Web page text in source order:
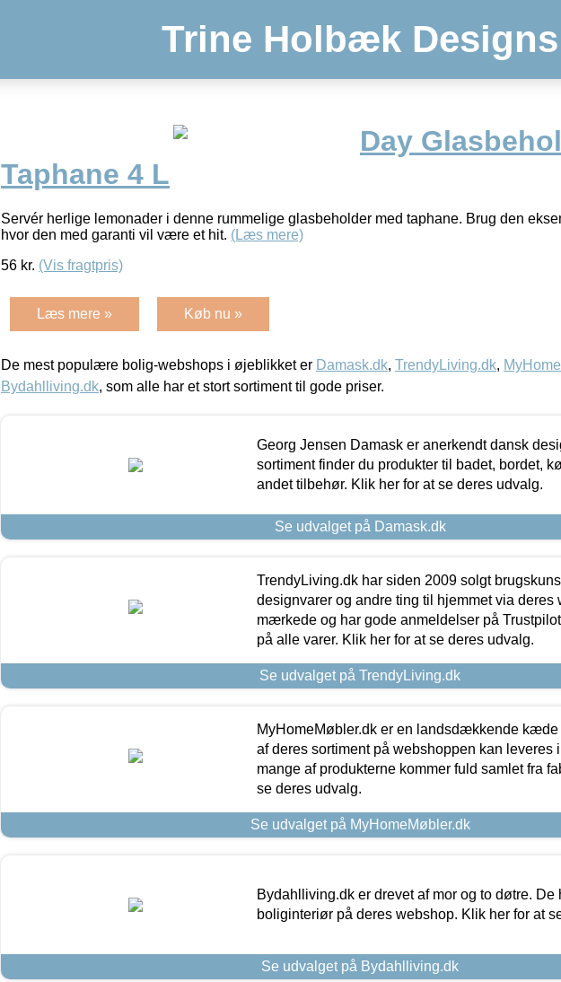
Trine Holbæk Designs
Day
Taphane 4 L
Servér herlige lemonader i denne rummelige glasbeholder med taphane. Brug den
hvor den med garanti vil være et hit. (Læs mere)
56 kr. (Vis fragtpris)
Læs mere » Køb nu »
De mest populære bolig-webshops i øjeblikket er Damask.dk, TrendyLiving.dk,
Bydahlliving.dk, som alle har et stort sortiment til gode priser.
Georg Jensen Damask er anerkendt dansk
sortiment finder du produkter til badet, bordet,
andet tilbehør. Klik her for at se deres udvalg.
Se udvalget på Damask.dk
TrendyLiving.dk har siden 2009 solgt
designvarer og andre ting til hjemmet via deres
mærkede og har gode anmeldelser på
på alle varer. Klik her for at se deres udvalg.
Se udvalget på TrendyLiving.dk
MyHomeMøbler.dk er en landsdækkende kæde
af deres sortiment på webshoppen kan leveres
mange af produkterne kommer fuld samlet fra
se deres udvalg.
Se udvalget på MyHomeMøbler.dk
Bydahlliving.dk er drevet af mor og to døtre. De
boliginteriør på deres webshop. Klik her for at
Se udvalget på Bydahlliving.dk